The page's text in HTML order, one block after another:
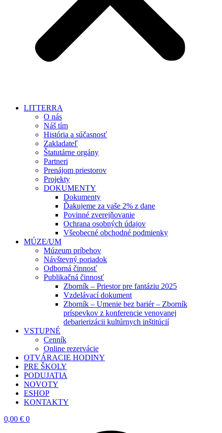
LITTERRA
O nás
Náš tím
História a súčasnosť
Zakladateľ
Štatutárne orgány
Partneri
Prenájom priestorov
Projekty
DOKUMENTY
Dokumenty
Ďakujeme za vaše 2% z dane
Povinné zverejňovanie
Ochrana osobných údajov
Všeobecné obchodné podmienky
MÚZE/UM
Múzeum príbehov
Návštevný poriadok
Odborná činnosť
Publikačná činnosť
Zborník – Priestor pre fantáziu 2025
Vzdelávací dokument
Zborník – Umenie bez bariér – Zborník
príspevkov z konferencie venovanej
debarierizácii kultúrnych inštitúcií
VSTUPNÉ
Cenník
Online rezervácie
OTVÁRACIE HODINY
PRE ŠKOLY
PODUJATIA
NOVOTY
ESHOP
KONTAKTY
0,00 € 0